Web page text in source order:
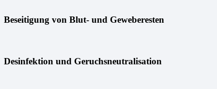
Beseitigung von Blut- und Geweberesten
Desinfektion und Geruchsneutralisation